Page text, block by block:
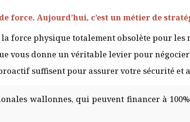
force. Aujourd’hui, c’est un métier de
force physique totalement obsolète pour les
vous donne un véritable levier pour
suffisent pour assurer votre sécurité et
wallonnes, qui peuvent financer à